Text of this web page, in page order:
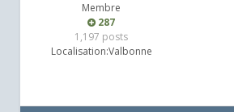
Membre
287
1,197 posts
Localisation:Valbonne